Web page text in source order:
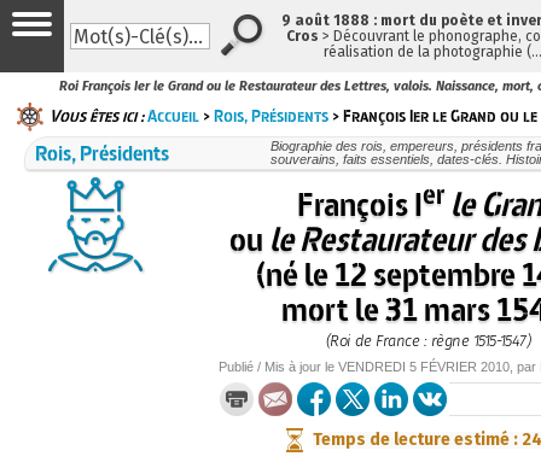
Roi François Ier le Grand ou le Restaurateur des Lettres, valois. Naissance, mort,
Vous êtes ici :Accueil >Rois, Présidents > François Ier le Grand ou
Rois, Présidents
Biographie des rois, empereurs, présidents
souverains, faits essentiels, dates-clés.
François Ier le
ou le Restaurateur des
(né le 12 septembre
mort le 31 mars
(Roi de France : règne 1515-1547)
Publié / Mis à jour leVENDREDI 5 FÉVRIER 2010 , par
Temps de lecture estimé :
9 août 1888 : mort du poète et
Cros > Découvrant le phonographe,
réalisation de la photographie